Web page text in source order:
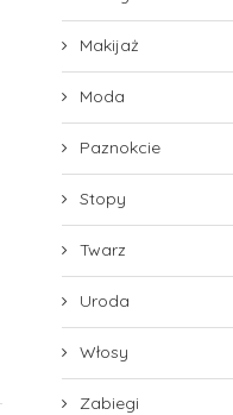
Makijaż
Moda
Paznokcie
Stopy
Twarz
Uroda
Włosy
Zabiegi